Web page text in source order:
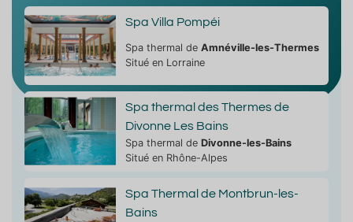
Spa Villa Pompéi
Spa thermal de Amnéville-les-Thermes
Situé en Lorraine
Spa thermal des Thermes de
Divonne Les Bains
Spa thermal de Divonne-les-Bains
Situé en Rhône-Alpes
Spa Thermal de Montbrun-les-
Bains